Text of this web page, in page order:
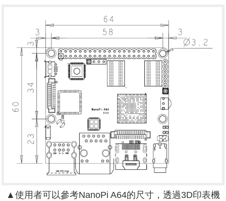
▲使用者可以參考NanoPi A64的尺寸，透過3D印表機